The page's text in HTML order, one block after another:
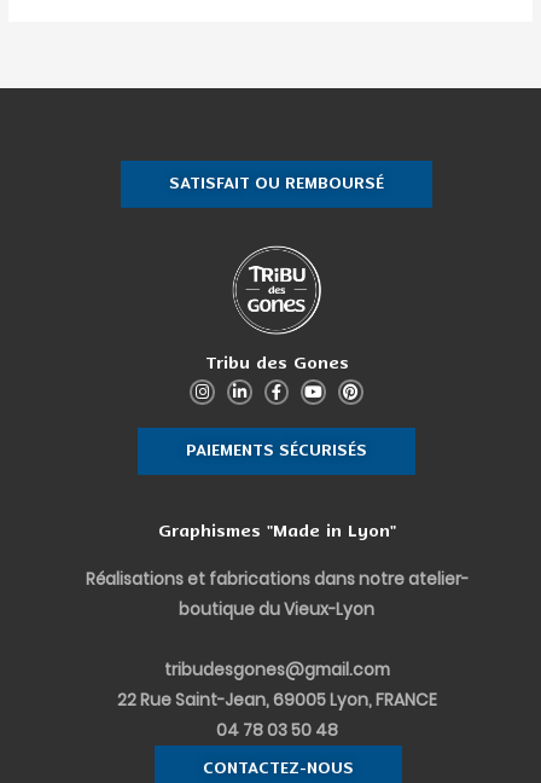
SATISFAIT OU REMBOURSÉ
Tribu des Gones
I
n
s
a
g
L
i
n
e
d
i
F
a
c
b
o
f
Y
o
u
u
b
P
i
n
t
e
r
PAIEMENTS SÉCURISÉS
Graphismes "Made in Lyon"
Réalisations et fabrications dans notre atelier-
boutique du Vieux-Lyon
tribudesgones@gmail.com
22 Rue Saint-Jean, 69005 Lyon, FRANCE
04 78 03 50 48
CONTACTEZ-NOUS